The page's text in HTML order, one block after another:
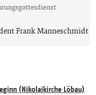
Frank Manneschmidt
(Nikolaikirche Löbau)